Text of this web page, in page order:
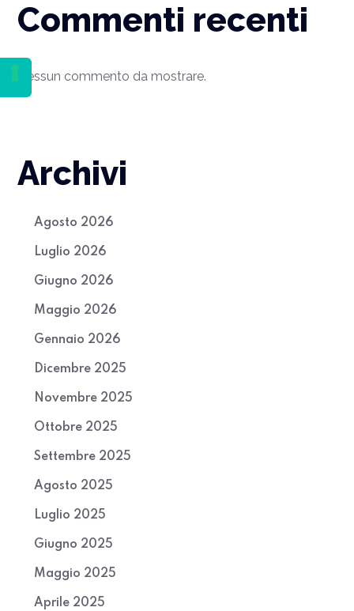
Commenti recenti
Nessun commento da mostrare.
Archivi
Agosto 2026
Luglio 2026
Giugno 2026
Maggio 2026
Gennaio 2026
Dicembre 2025
Novembre 2025
Ottobre 2025
Settembre 2025
Agosto 2025
Luglio 2025
Giugno 2025
Maggio 2025
Aprile 2025